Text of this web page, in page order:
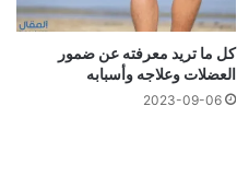
كل ما تريد معرفته عن ضمور
العضلات وعلاجه وأسبابه
2023-09-06